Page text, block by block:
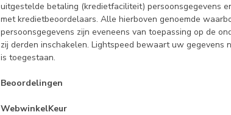
uitgestelde betaling (kredietfaciliteit) persoonsgegevens
met kredietbeoordelaars. Alle hierboven genoemde
persoonsgegevens zijn eveneens van toepassing op de
zij derden inschakelen. Lightspeed bewaart uw
is toegestaan.
Beoordelingen
WebwinkelKeur